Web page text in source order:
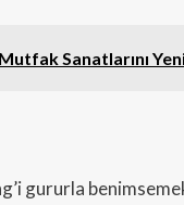
Sanatlarını
gururla